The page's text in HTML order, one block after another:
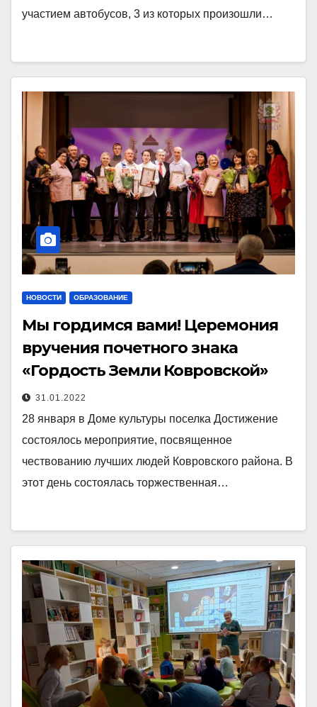
участием автобусов, 3 из которых произошли…
НОВОСТИ ОБРАЗОВАНИЕ
Мы гордимся вами! Церемония
вручения почетного знака
«Гордость Земли Ковровской»
31.01.2022
28 января в Доме культуры поселка Достижение
состоялось мероприятие, посвященное
чествованию лучших людей Ковровского района. В
этот день состоялась торжественная…